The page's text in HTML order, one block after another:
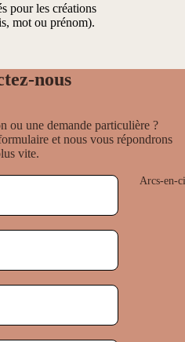
Arcs-en-
pour les créations
mot ou prénom).
nous
ou une demande particulière ?
et nous vous répondrons
vite.